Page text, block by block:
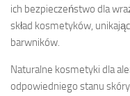
ich bezpieczeństwo dla
skład kosmetyków,
barwników.
Naturalne kosmetyki dla
odpowiedniego stanu